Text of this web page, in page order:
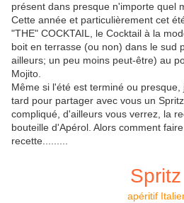
présent dans presque n'importe quel
Cette année et particulièrement cet
"THE" COCKTAIL, le Cocktail à la
boit en terrasse (ou non) dans le sud
ailleurs; un peu moins peut-être) au
Mojito.
Même si l'été est terminé ou
tard pour partager avec vous un
compliqué, d'ailleurs vous verrez, la
bouteille d'Apérol. Alors comment
recette.........
Spritz
apéritif